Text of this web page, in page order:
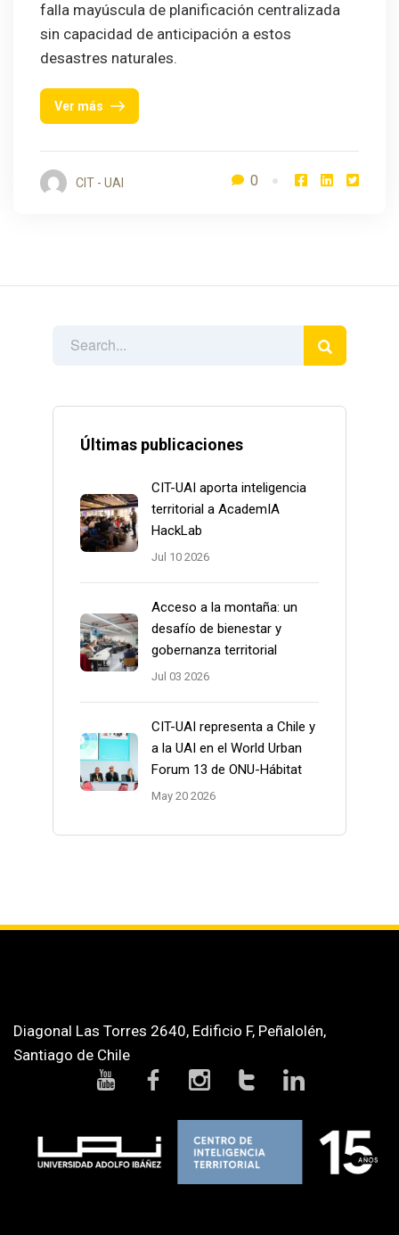
Últimas publicaciones
CIT-UAI aporta inteligencia
territorial a AcademIA
HackLab
Jul 10 2026
Acceso a la montaña: un
desafío de bienestar y
gobernanza territorial
Jul 03 2026
CIT-UAI representa a Chile y
a la UAI en el World Urban
Forum 13 de ONU-Hábitat
May 20 2026
falla mayúscula de planificación centralizada
sin capacidad de anticipación a estos
desastres naturales.
Ver más
CIT - UAI 0
Diagonal Las Torres 2640, Edificio F, Peñalolén,
Santiago de Chile